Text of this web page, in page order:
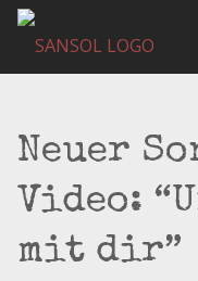
Neuer
Video:
mit dir”